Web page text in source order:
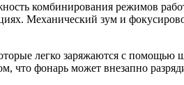
комбинирования режимов
Механический зум и
легко заряжаются с
что фонарь может внезапно